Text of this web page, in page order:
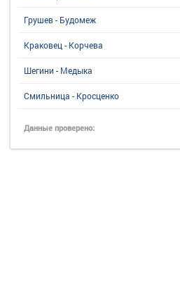
Грушев - Будомеж
Краковец - Корчева
Шегини - Медыка
Смильница - Кросценко
Данные проверено: